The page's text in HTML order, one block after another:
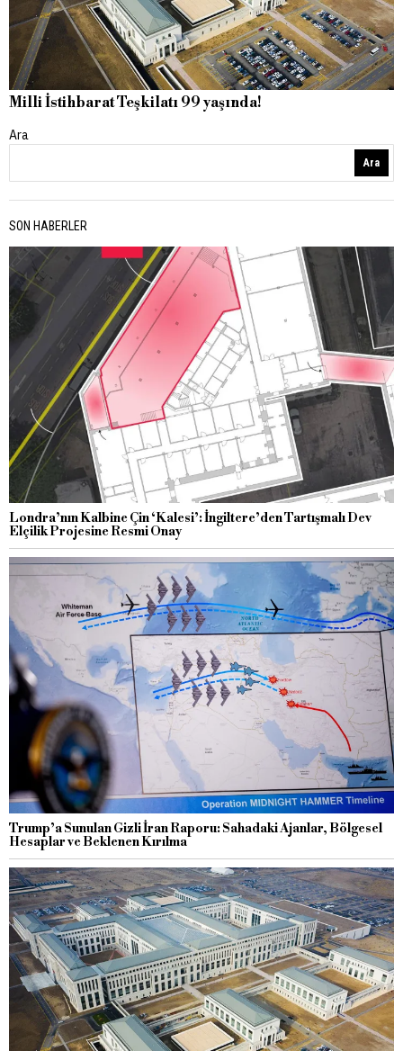
Milli İstihbarat Teşkilatı 99 yaşında!
Ara
Ara
SON HABERLER
Londra’nın Kalbine Çin ‘Kalesi’: İngiltere’den Tartışmalı Dev
Elçilik Projesine Resmi Onay
Trump’a Sunulan Gizli İran Raporu: Sahadaki Ajanlar, Bölgesel
Hesaplar ve Beklenen Kırılma